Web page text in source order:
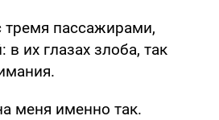
тремя пассажирами,
их глазах злоба, так
меня именно так.